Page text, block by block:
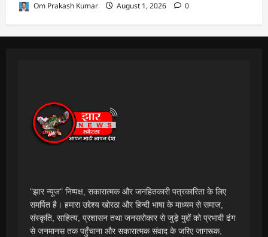
Om Prakash Kumar August 1, 2026 0
"झार न्यूज" निष्पक्ष, सकारात्मक और जनहितकारी पत्रकारिता के लिए
समर्पित है। हमारा उद्देश्य खोरठा और हिन्दी भाषा के माध्यम से समाज,
संस्कृति, साहित्य, प्रशासन तथा जनसरोकार से जुड़े मुद्दों को प्रभावी ढंग
से जनमानस तक पहुँचाना और सकारात्मक संवाद के जरिए जागरूक,